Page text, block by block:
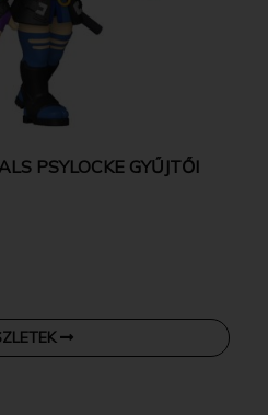
PSYLOCKE GYŰJTŐI